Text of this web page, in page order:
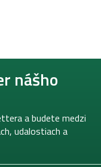
nášho
a budete medzi
udalostiach a